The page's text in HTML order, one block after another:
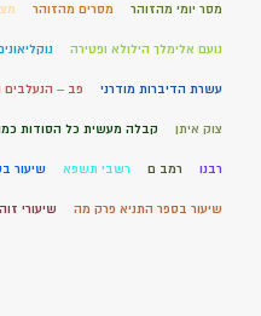
מסר יומי מהזוהר מסרים מהזוהר
נועם אלימלך הילולא ופטירה
עשרת הדיברות מודרני פב – הנעלבים
צוק איתן קבלה מעשית כל הסודות
רבנו רמב ם רשבי תשפא שיעור
שיעור בספר התניא פרק מה שיעורי